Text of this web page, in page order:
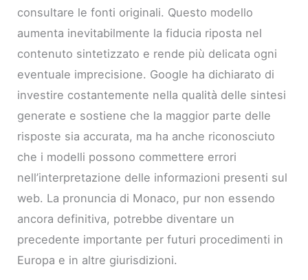
consultare le fonti originali. Questo modello
aumenta inevitabilmente la fiducia riposta nel
contenuto sintetizzato e rende più delicata ogni
eventuale imprecisione. Google ha dichiarato di
investire costantemente nella qualità delle sintesi
generate e sostiene che la maggior parte delle
risposte sia accurata, ma ha anche riconosciuto
che i modelli possono commettere errori
nell’interpretazione delle informazioni presenti sul
web. La pronuncia di Monaco, pur non essendo
ancora definitiva, potrebbe diventare un
precedente importante per futuri procedimenti in
Europa e in altre giurisdizioni.